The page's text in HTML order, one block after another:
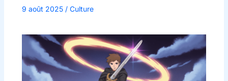
9 août 2025 / Culture